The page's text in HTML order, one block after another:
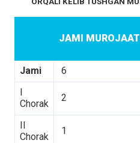
JAMI
Jami
6
I
Chorak
2
II
Chorak
1